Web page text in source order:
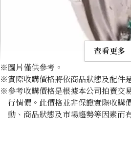
Paraiba tourmaline brooch 0.51 ct
查看更多
※圖片僅供參考。
※實際收購價格將依商品狀態及配件
※參考收購價格是根據本公司拍賣交
行情價。此價格並非保證實際收購
動、商品狀態及市場趨勢等因素而